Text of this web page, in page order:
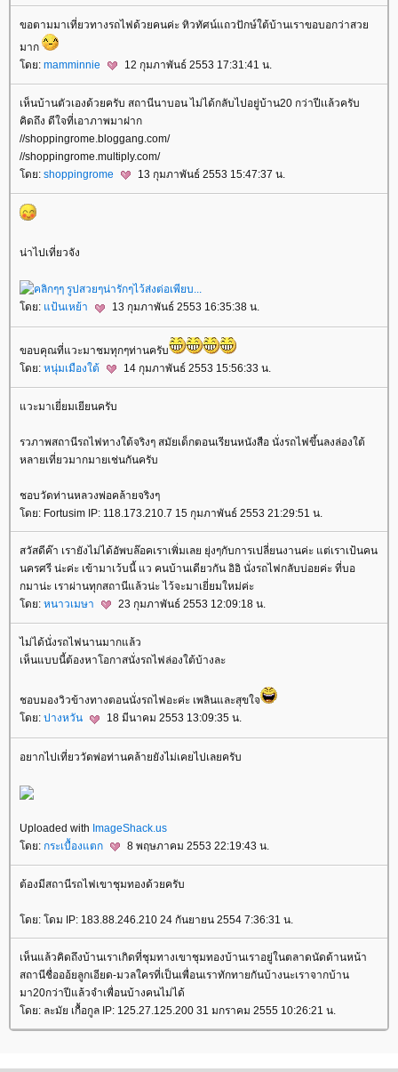
ขอตามมาเที่ยวทางรถไฟด้วยคนค่ะ ทิวทัศน์แถวปักษ์ใต้บ้านเราขอบอกว่าสว
มาก
ดย: mamminnie 12 กุมภาพันธ์ 2553 17:31:41 น.
เห็นบ้านตัวเองด้วยครับ สถานีนาบอน ไม่ได้กลับไปอยู่บ้าน20 กว่าปีเเล้วครับ
คิดถึง ดีใจที่เอาภาพมาฝาก
//shoppingrome.bloggang.com/
//shoppingrome.multiply.com/
ดย: shoppingrome 13 กุมภาพันธ์ 2553 15:47:37 น.
น่าไปเที่ยวจัง
ดย: ป้นเหย้า 13 กุมภาพันธ์ 2553 16:35:38 น.
ขอบคุณที่แวะมาชมทุกๆท่านครับ
ดย: หนุ่มเมืองใต้ 14 กุมภาพันธ์ 2553 15:56:33 น.
วะมาเยี่ยมเยียนครับ
รวภาพสถานีรถไฟทางใต้จริงๆ สมัยเด็กตอนเรียนหนังสือ นั่งรถไฟขึ้นลงล่องใต้
หลายเที่ยวมากมายเช่นกันครับ
ชอบวัดท่านหลวงพ่อคล้ายจริงๆ
ดย: Fortusim IP: 118.173.210.7 15 กุมภาพันธ์ 2553 21:29:51 น.
สวัสดีค๊า เรายังไม่ได้อัพบล๊อคเราเพิ่มเลย ยุ่งๆกับการเปลี่ยนงานค่ะ แต่เราเป้นคน
นครศรี น่ะค่ะ เข้ามาเว้บนี้ แว คนบ้านเดียวกัน อิอิ นั่งรถไฟกลับบ่อยค่ะ ที่บอ
กมาน่ะ เราผ่านทุกสถานีแล้วน่ะ ไว้จะมาเยี่ยมใหม่ค่ะ
ดย: หนาวเมษา 23 กุมภาพันธ์ 2553 12:09:18 น.
ไม่ได้นั่งรถไฟนานมากแล้ว
เห็นแบบนี้ต้องหาโอกาสนั่งรถไฟล่องใต้บ้างละ
ชอบมองวิวข้างทางตอนนั่งรถไฟอะค่ะ เพลินและสุขใจ
ดย: ปางหวัน 18 มีนาคม 2553 13:09:35 น.
อยากไปเที่ยววัดพ่อท่านคล้ายยังไม่เคยไปเลยครับ
Uploaded with ImageShack.us
ดย: กระเบื้องแตก 8 พฤษภาคม 2553 22:19:43 น.
ต้องมีสถานีรถไฟเขาชุมทองด้วยครับ
ดย: โดม IP: 183.88.246.210 24 กันยายน 2554 7:36:31 น.
เห็นแล้วคิดถึงบ้านเราเกิดที่ชุมทางเขาชุมทองบ้านเราอยู่ในตลาดนัดด้านหน้า
สถานีชื่อออ้ยลูกเอียด-มวลใครที่เป็นเพื่อนเราทักทายกันบ้างนะเราจากบ้าน
มา20กว่าปีแล้วจำเพื่อนบ้างคนไม่ได้
ดย: ละมัย เกื้อกูล IP: 125.27.125.200 31 มกราคม 2555 10:26:21 น.